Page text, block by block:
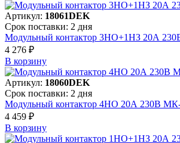
Артикул: 18061DEK
Срок поставки: 2 дня
Модульный контактор 3НО+1НЗ 20А
4 276 ₽
В корзинy
Артикул: 18060DEK
Срок поставки: 2 дня
Модульный контактор 4НО 20А 230В
4 459 ₽
В корзинy